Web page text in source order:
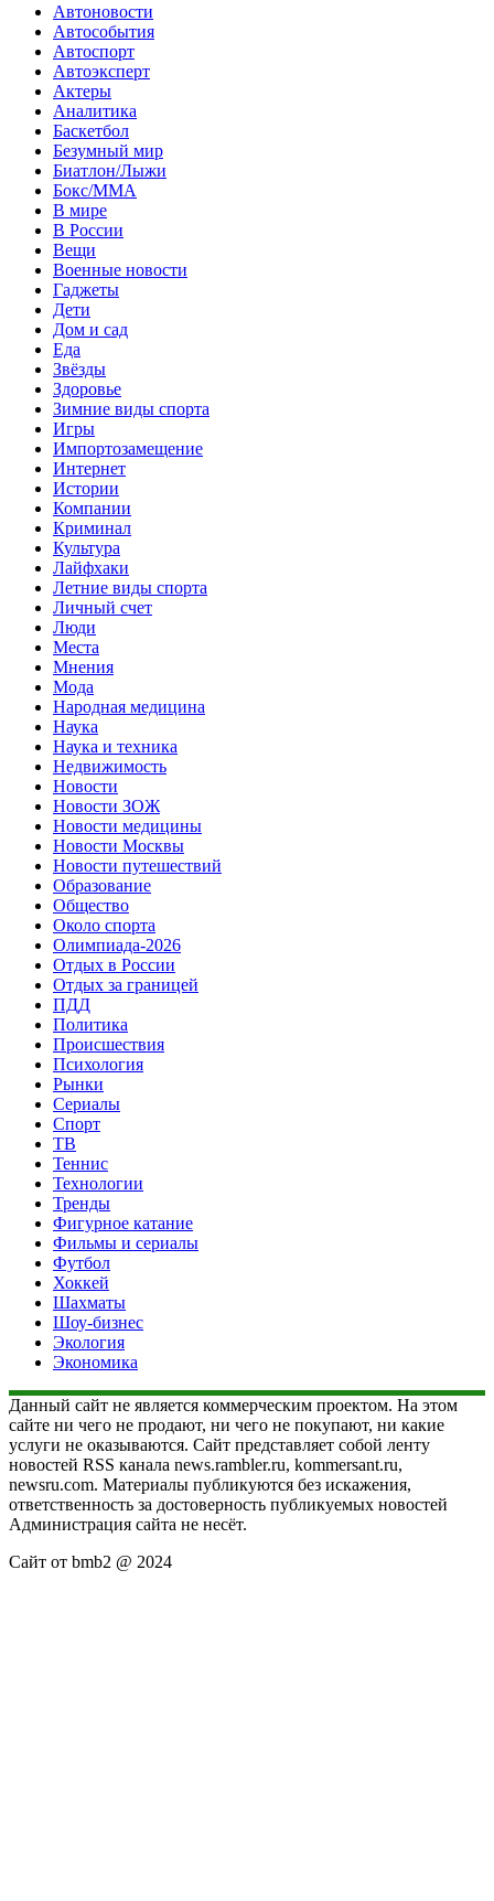
Автоновости
Автособытия
Автоспорт
Автоэксперт
Актеры
Аналитика
Баскетбол
Безумный мир
Биатлон/Лыжи
Бокс/MMA
В мире
В России
Вещи
Военные новости
Гаджеты
Дети
Дом и сад
Еда
Звёзды
Здоровье
Зимние виды спорта
Игры
Импортозамещение
Интернет
Истории
Компании
Криминал
Культура
Лайфхаки
Летние виды спорта
Личный счет
Люди
Места
Мнения
Мода
Народная медицина
Наука
Наука и техника
Недвижимость
Новости
Новости ЗОЖ
Новости медицины
Новости Москвы
Новости путешествий
Образование
Общество
Около спорта
Олимпиада-2026
Отдых в России
Отдых за границей
ПДД
Политика
Происшествия
Психология
Рынки
Сериалы
Спорт
ТВ
Теннис
Технологии
Тренды
Фигурное катание
Фильмы и сериалы
Футбол
Хоккей
Шахматы
Шоу-бизнес
Экология
Экономика
Данный сайт не является коммерческим проектом. На этом
сайте ни чего не продают, ни чего не покупают, ни какие
услуги не оказываются. Сайт представляет собой ленту
новостей RSS канала news.rambler.ru, kommersant.ru,
newsru.com. Материалы публикуются без искажения,
ответственность за достоверность публикуемых новостей
Администрация сайта не несёт.
Сайт от bmb2 @ 2024